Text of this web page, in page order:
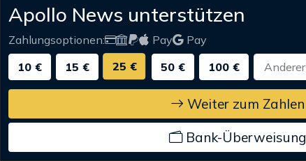
Apollo News unterstützen
Zahlungsoptionen: Pay
Pay
10 €
15 € 25 € 50 € 100 €
Weiter zum Zahlen
Bank-Überweisung